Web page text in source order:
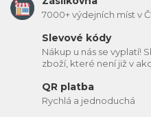
7000+ výdejních míst v
Slevové kódy
Nákup u nás se vyplatí!
zboží, které není již v
QR platba
Rychlá a jednoduchá